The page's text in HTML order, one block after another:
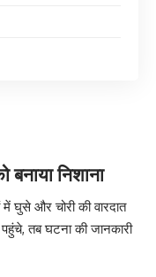
निशाना
में घुसे और चोरी की वारदात
तब घटना की जानकारी